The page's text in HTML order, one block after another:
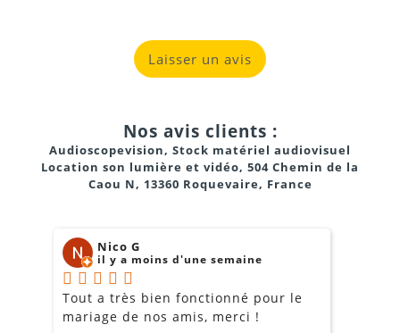
Projections vidéo ou films en intérieur et extérieur
Présentations professionnelles
8. Est-il facile à monter et démonter ?
Oui, l’écran est conçu pour un montage rapide et
Laisser un avis
Nos avis clients :
Audioscopevision, Stock matériel audiovisuel
Location son lumière et vidéo, 504 Chemin de la
Caou N, 13360 Roquevaire, France
Nico G
il y a moins d'une semaine
Tout a très bien fonctionné pour le
mariage de nos amis, merci !